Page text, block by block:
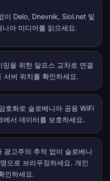
이 Delo, Dnevnik, Siol.net 및
니아 미디어를 읽으세요.
밍을 위한 알프스 교차로 연결
서버 위치를 확인하세요.
호화로 슬로베니아 공용 WiFi
에서 데이터를 보호하세요.
광고주의 추적 없이 슬로베니
으로 브라우징하세요. 개인
인하세요.